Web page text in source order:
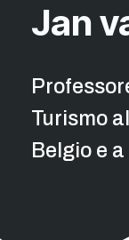
Jan
Turismo
Belgio e